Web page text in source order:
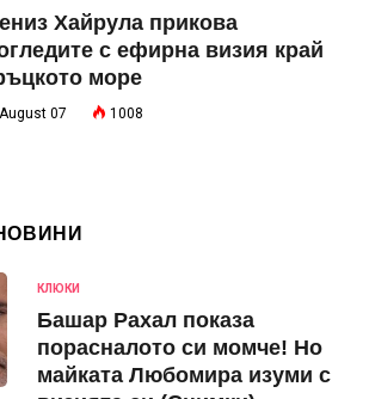
Хайрула прикова
с ефирна визия край
море
07 1008
КЛЮКИ
Башар Рахал показа
порасналото си момче! Но
майката Любомира изуми с